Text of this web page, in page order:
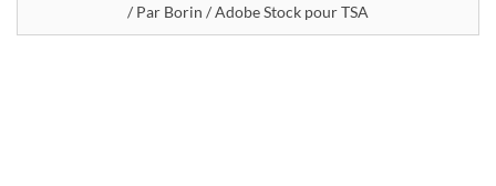
/ Par Borin / Adobe Stock pour TSA